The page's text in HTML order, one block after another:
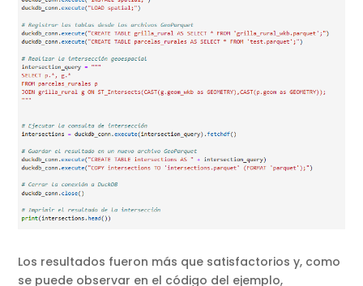
Los resultados fueron más que satisfactorios y, como
se puede observar en el código del ejemplo,